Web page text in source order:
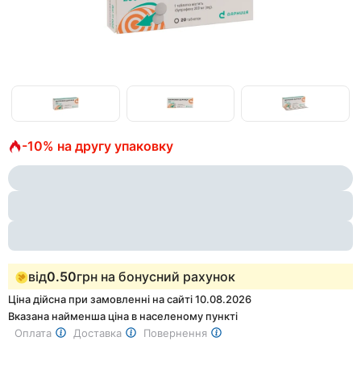
Item
of
3
1
of
3
-10% на другу упаковку
від0.50грн на бонусний рахунок
Ціна дійсна при замовленні на сайті 10.08.2026
Вказана найменша ціна в населеному пункті
Оплата
Доставка Повернення